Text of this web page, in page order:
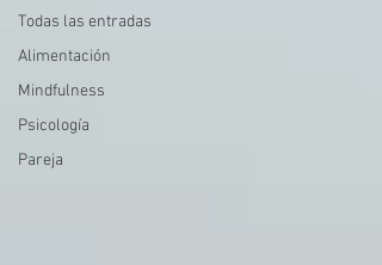
Todas las entradas
Alimentación
Mindfulness
Psicología
Pareja